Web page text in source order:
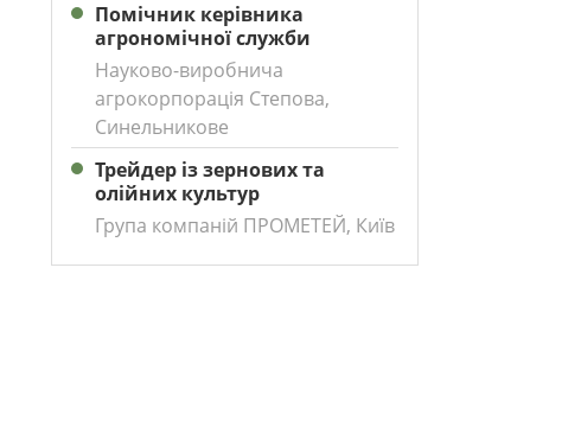
Помічник керівника
агрономічної служби
Науково-виробнича
агрокорпорація Степова,
Синельникове
Трейдер із зернових та
олійних культур
Група компаній ПРОМЕТЕЙ, Київ